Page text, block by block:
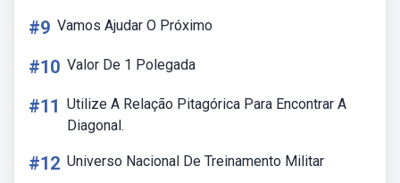
#9 Vamos Ajudar O Próximo
#10 Valor De 1 Polegada
#11 Utilize A Relação Pitagórica Para Encontrar A
Diagonal.
#12 Universo Nacional De Treinamento Militar